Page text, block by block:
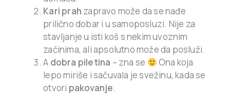
Kari prah zapravo može da se nađe
prilično dobar i u samoposluzi. Nije za
stavljanje u isti koš s nekim uvoznim
začinima, ali apsolutno može da posluži.
A dobra piletina – zna se
Ona koja
lepo miriše i sačuvala je svežinu, kada se
otvori pakovanje.